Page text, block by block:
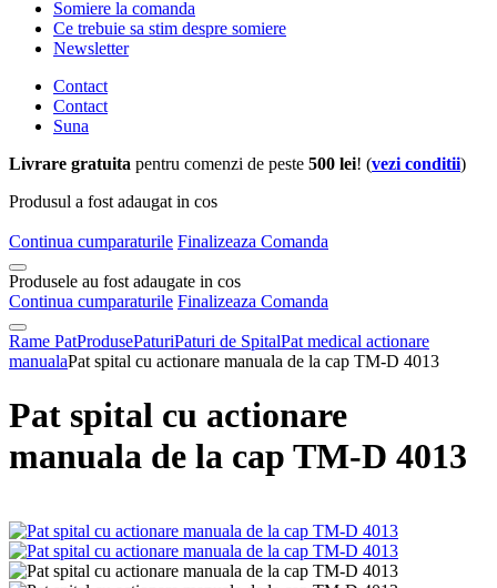
Somiere la comanda
Ce trebuie sa stim despre somiere
Newsletter
Contact
Contact
Suna
Livrare gratuita pentru comenzi de peste 500 lei! (vezi conditii)
Produsul a fost adaugat in cos
Continua cumparaturile Finalizeaza Comanda
Produsele au fost adaugate in cos
Continua cumparaturile Finalizeaza Comanda
Rame PatProdusePaturiPaturi de SpitalPat medical actionare
manualaPat spital cu actionare manuala de la cap TM-D 4013
Pat spital cu actionare
manuala de la cap TM-D 4013